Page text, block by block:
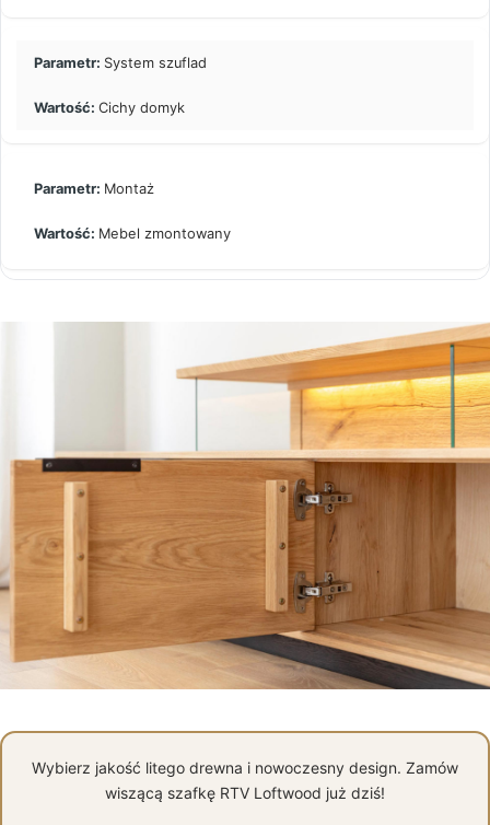
System szuflad
Cichy domyk
Montaż
Mebel zmontowany
Wybierz jakość litego drewna i nowoczesny design. Zamów
wiszącą szafkę RTV Loftwood już dziś!